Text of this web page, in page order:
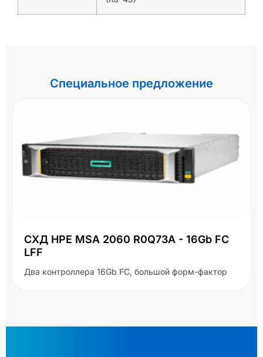
Специальное предложение
СХД HPE MSA 2060 R0Q73A - 16Gb FC
LFF
Два контроллера 16Gb FC, большой форм-фактор